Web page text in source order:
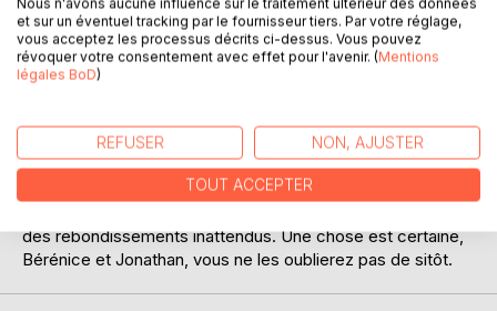
DESCRIPTION
deux adolescents vont donc dire oui, mais à leurs
conditions.
Ils vont vous émouvoir, vous faire rire mais aussi pleurer.
des rebondissements inattendus. Une chose est certaine,
Bérénice et Jonathan, vous ne les oublierez pas de sitôt.
Nous n'avons aucune influence sur le traitement ultérieur des données
et sur un éventuel tracking par le fournisseur tiers. Par votre réglage,
vous acceptez les processus décrits ci-dessus. Vous pouvez
révoquer votre consentement avec effet pour l'avenir. (Mentions
légales BoD)
REFUSER NON, AJUSTER
TOUT ACCEPTER